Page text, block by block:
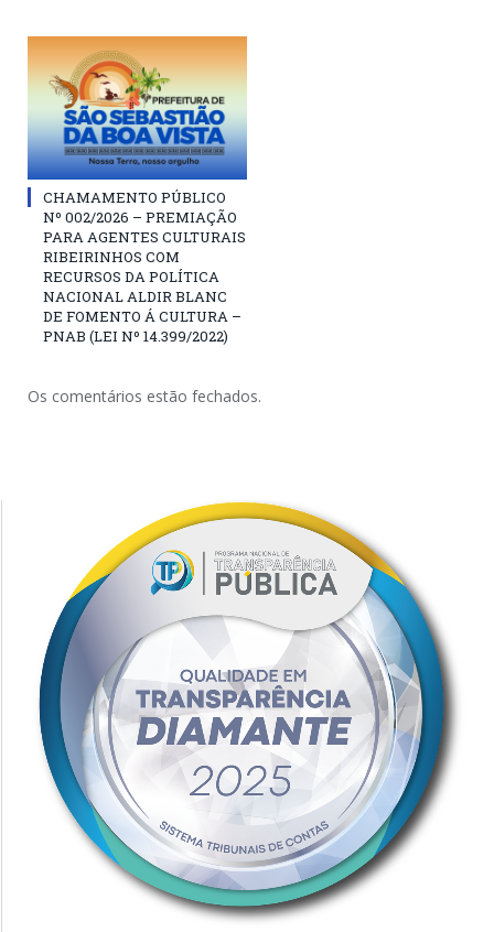
CHAMAMENTO PÚBLICO
Nº 002/2026 – PREMIAÇÃO
PARA AGENTES CULTURAIS
RIBEIRINHOS COM
RECURSOS DA POLÍTICA
NACIONAL ALDIR BLANC
DE FOMENTO Á CULTURA –
PNAB (LEI Nº 14.399/2022)
Os comentários estão fechados.